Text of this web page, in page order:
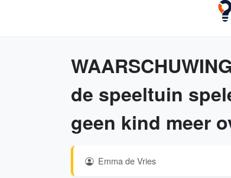
de speeltuin
geen kind meer
Emma de Vries